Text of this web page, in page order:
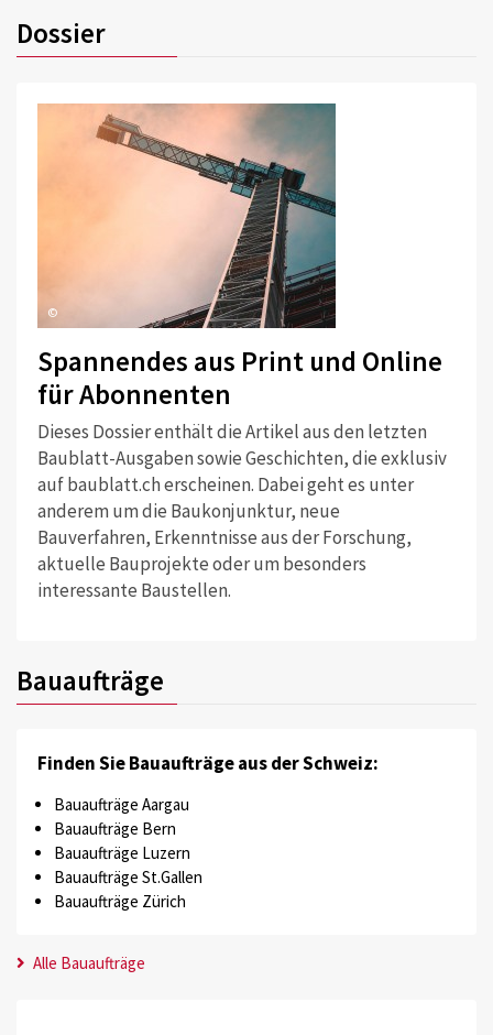
Dossier
©
Spannendes aus Print und Online
für Abonnenten
Dieses Dossier enthält die Artikel aus den letzten
Baublatt-Ausgaben sowie Geschichten, die exklusiv
auf baublatt.ch erscheinen. Dabei geht es unter
anderem um die Baukonjunktur, neue
Bauverfahren, Erkenntnisse aus der Forschung,
aktuelle Bauprojekte oder um besonders
interessante Baustellen.
Bauaufträge
Finden Sie Bauaufträge aus der Schweiz:
Bauaufträge Aargau
Bauaufträge Bern
Bauaufträge Luzern
Bauaufträge St.Gallen
Bauaufträge Zürich
Alle Bauaufträge